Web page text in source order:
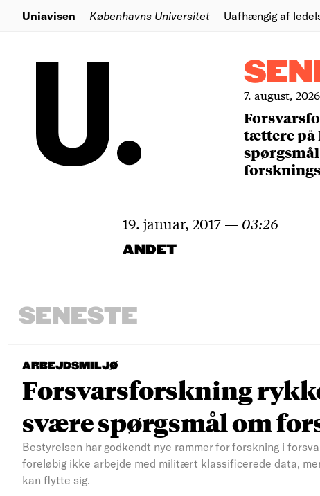
Uniavisen Københavns Universitet Uafhængig af
7. august, 2026
tættere på
19. januar, 2017 — 03:26
ANDET
SENESTE
ARBEJDSMILJØ
Forsvarsforskning
svære spørgsmål om
Bestyrelsen har godkendt nye rammer for forskning i
foreløbig ikke arbejde med militært klassificerede data,
kan flytte sig.